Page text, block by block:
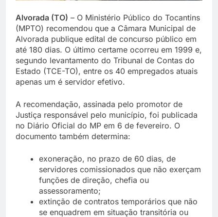
Alvorada (TO) – O Ministério Público do Tocantins
(MPTO) recomendou que a Câmara Municipal de
Alvorada publique edital de concurso público em
até 180 dias. O último certame ocorreu em 1999 e,
segundo levantamento do Tribunal de Contas do
Estado (TCE-TO), entre os 40 empregados atuais
apenas um é servidor efetivo.
A recomendação, assinada pelo promotor de
Justiça responsável pelo município, foi publicada
no Diário Oficial do MP em 6 de fevereiro. O
documento também determina:
exoneração, no prazo de 60 dias, de
servidores comissionados que não exerçam
funções de direção, chefia ou
assessoramento;
extinção de contratos temporários que não
se enquadrem em situação transitória ou